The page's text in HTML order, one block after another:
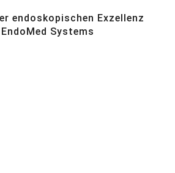
endoskopischen Exzellenz
Systems